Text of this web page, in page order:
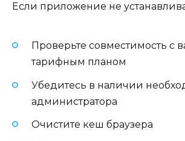
Если приложение не
Проверьте совместимость с
тарифным планом
Убедитесь в наличии
администратора
Очистите кеш браузера